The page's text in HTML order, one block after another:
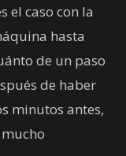
el caso con la
hasta
de un paso
de haber
minutos antes,